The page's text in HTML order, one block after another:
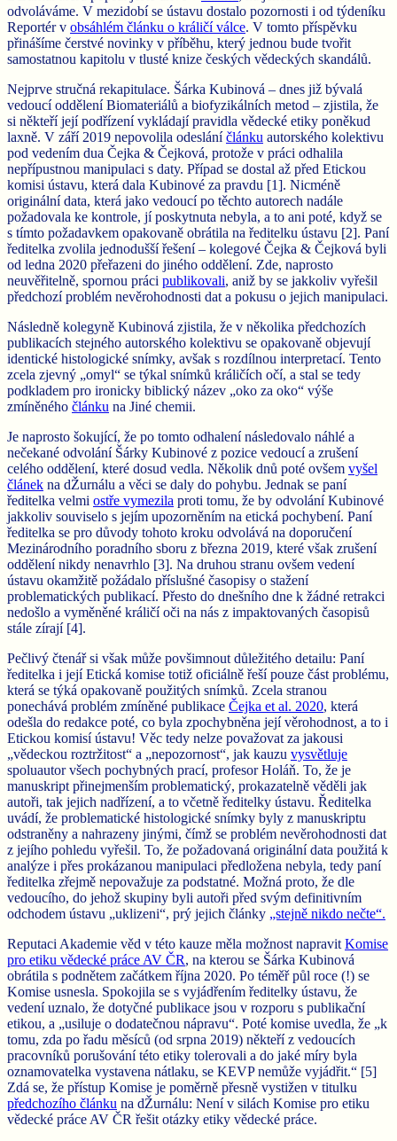
odvoláváme. V mezidobí se ústavu dostalo pozornosti i od týdeníku
Reportér v obsáhlém článku o králičí válce. V tomto příspěvku
přinášíme čerstvé novinky v příběhu, který jednou bude tvořit
samostatnou kapitolu v tlusté knize českých vědeckých skandálů.
Nejprve stručná rekapitulace. Šárka Kubinová – dnes již bývalá
vedoucí oddělení Biomateriálů a biofyzikálních metod – zjistila, že
si někteří její podřízení vykládají pravidla vědecké etiky poněkud
laxně. V září 2019 nepovolila odesláníčlánku autorského kolektivu
pod vedením dua Čejka & Čejková, protože v práci odhalila
nepřípustnou manipulaci s daty. Případ se dostal až před Etickou
komisi ústavu, která dala Kubinové za pravdu [1]. Nicméně
originální data, která jako vedoucí po těchto autorech nadále
požadovala ke kontrole, jí poskytnuta nebyla, a to ani poté, když se
s tímto požadavkem opakovaně obrátila na ředitelku ústavu [2]. Paní
ředitelka zvolila jednodušší řešení – kolegové Čejka & Čejková byli
od ledna 2020 přeřazeni do jiného oddělení. Zde, naprosto
neuvěřitelně, spornou práci publikovali, aniž by se jakkoliv vyřešil
předchozí problém nevěrohodnosti dat a pokusu o jejich manipulaci.
Následně kolegyně Kubinová zjistila, že v několika předchozích
publikacích stejného autorského kolektivu se opakovaně objevují
identické histologické snímky, avšak s rozdílnou interpretací. Tento
zcela zjevný „omyl“ se týkal snímků králičích očí, a stal se tedy
podkladem pro ironicky biblický název „oko za oko“ výše
zmíněného článku na Jiné chemii.
Je naprosto šokující, že po tomto odhalení následovalo náhlé a
nečekané odvolání Šárky Kubinové z pozice vedoucí a zrušení
celého oddělení, které dosud vedla. Několik dnů poté ovšem vyšel
článek na dŽurnálu a věci se daly do pohybu. Jednak se paní
ředitelka velmi ostře vymezila proti tomu, že by odvolání Kubinové
jakkoliv souviselo s jejím upozorněním na etická pochybení. Paní
ředitelka se pro důvody tohoto kroku odvolává na doporučení
Mezinárodního poradního sboru z března 2019, které však zrušení
oddělení nikdy nenavrhlo [3]. Na druhou stranu ovšem vedení
ústavu okamžitě požádalo příslušné časopisy o stažení
problematických publikací. Přesto do dnešního dne k žádné retrakci
nedošlo a vyměněné králičí oči na nás z impaktovaných časopisů
stále zírají [4].
Pečlivý čtenář si však může povšimnout důležitého detailu: Paní
ředitelka i její Etická komise totiž oficiálně řeší pouze část problému,
která se týká opakovaně použitých snímků. Zcela stranou
ponechává problém zmíněné publikace Čejka et al. 2020, která
odešla do redakce poté, co byla zpochybněna její věrohodnost, a to i
Etickou komisí ústavu! Věc tedy nelze považovat za jakousi
„vědeckou roztržitost“ a „nepozornost“, jak kauzu vysvětluje
spoluautor všech pochybných prací, profesor Holáň. To, že je
manuskript přinejmenším problematický, prokazatelně věděli jak
autoři, tak jejich nadřízení, a to včetně ředitelky ústavu. Ředitelka
uvádí, že problematické histologické snímky byly z manuskriptu
odstraněny a nahrazeny jinými, čímž se problém nevěrohodnosti dat
z jejího pohledu vyřešil. To, že požadovaná originální data použitá k
analýze i přes prokázanou manipulaci předložena nebyla, tedy paní
ředitelka zřejmě nepovažuje za podstatné. Možná proto, že dle
vedoucího, do jehož skupiny byli autoři před svým definitivním
odchodem ústavu „uklizeni“, prý jejich články „stejně nikdo nečte“.
Reputaci Akademie věd v této kauze měla možnost napravitKomise
pro etiku vědecké práce AV ČR, na kterou se Šárka Kubinová
obrátila s podnětem začátkem října 2020. Po téměř půl roce (!) se
Komise usnesla. Spokojila se s vyjádřením ředitelky ústavu, že
vedení uznalo, že dotyčné publikace jsou v rozporu s publikační
etikou, a „usiluje o dodatečnou nápravu“. Poté komise uvedla, že „k
tomu, zda po řadu měsíců (od srpna 2019) někteří z vedoucích
pracovníků porušování této etiky tolerovali a do jaké míry byla
oznamovatelka vystavena nátlaku, se KEVP nemůže vyjádřit.“ [5]
Zdá se, že přístup Komise je poměrně přesně vystižen v titulku
předchozího článku na dŽurnálu: Není v silách Komise pro etiku
vědecké práce AV ČR řešit otázky etiky vědecké práce.